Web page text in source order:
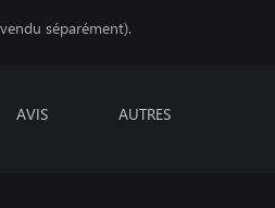
séparément).
AVIS AUTRES